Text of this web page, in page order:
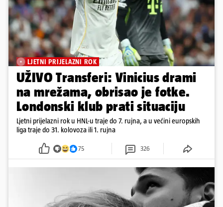
LJETNI PRIJELAZNI ROK
UŽIVO Transferi: Vinicius drami
na mrežama, obrisao je fotke.
Londonski klub prati situaciju
Ljetni prijelazni rok u HNL-u traje do 7. rujna, a u većini europskih
liga traje do 31. kolovoza ili 1. rujna
75 326